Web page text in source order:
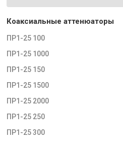
Коаксиальные аттенюаторы
ПР1-25 100
ПР1-25 1000
ПР1-25 150
ПР1-25 1500
ПР1-25 2000
ПР1-25 250
ПР1-25 300